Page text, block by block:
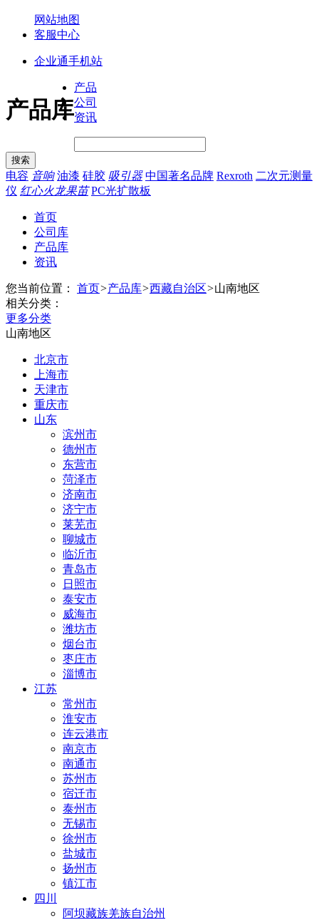
网站地图
客服中心
企业通手机站
产品库
产品
公司
资讯
电容 音响 油漆 硅胶 吸引器 中国著名品牌 Rexroth 二次元测量
仪 红心火龙果苗 PC光扩散板
首页
公司库
产品库
资讯
您当前位置： 首页>产品库>西藏自治区>山南地区
相关分类：
更多分类
山南地区
北京市
上海市
天津市
重庆市
山东
滨州市
德州市
东营市
菏泽市
济南市
济宁市
莱芜市
聊城市
临沂市
青岛市
日照市
泰安市
威海市
潍坊市
烟台市
枣庄市
淄博市
江苏
常州市
淮安市
连云港市
南京市
南通市
苏州市
宿迁市
泰州市
无锡市
徐州市
盐城市
扬州市
镇江市
四川
阿坝藏族羌族自治州